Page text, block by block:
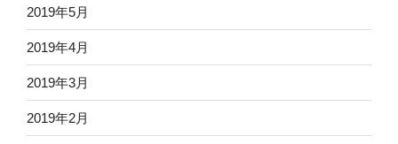
2019年5月
2019年4月
2019年3月
2019年2月